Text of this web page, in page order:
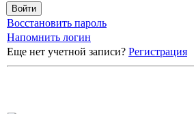
Восстановить пароль
Напомнить логин
Еще нет учетной записи? Регистрация